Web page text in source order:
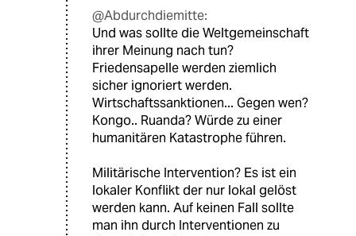
@Abdurchdiemitte:
Und was sollte die Weltgemeinschaft
ihrer Meinung nach tun?
Friedensapelle werden ziemlich
sicher ignoriert werden.
Wirtschaftssanktionen... Gegen wen?
Kongo.. Ruanda? Würde zu einer
humanitären Katastrophe führen.
Militärische Intervention? Es ist ein
lokaler Konflikt der nur lokal gelöst
werden kann. Auf keinen Fall sollte
man ihn durch Interventionen zu